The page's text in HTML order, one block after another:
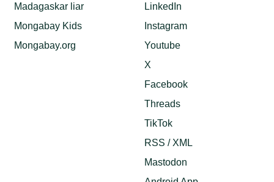
Madagaskar liar
Mongabay Kids
Mongabay.org
LinkedIn
Instagram
Youtube
X
Facebook
Threads
TikTok
RSS / XML
Mastodon